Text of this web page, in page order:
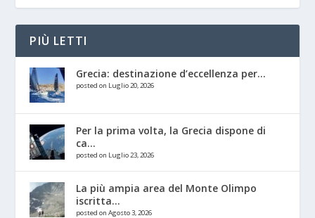
PIÙ LETTI
Grecia: destinazione d’eccellenza per...
posted on Luglio 20, 2026
Per la prima volta, la Grecia dispone di
ca...
posted on Luglio 23, 2026
La più ampia area del Monte Olimpo
iscritta...
posted on Agosto 3, 2026